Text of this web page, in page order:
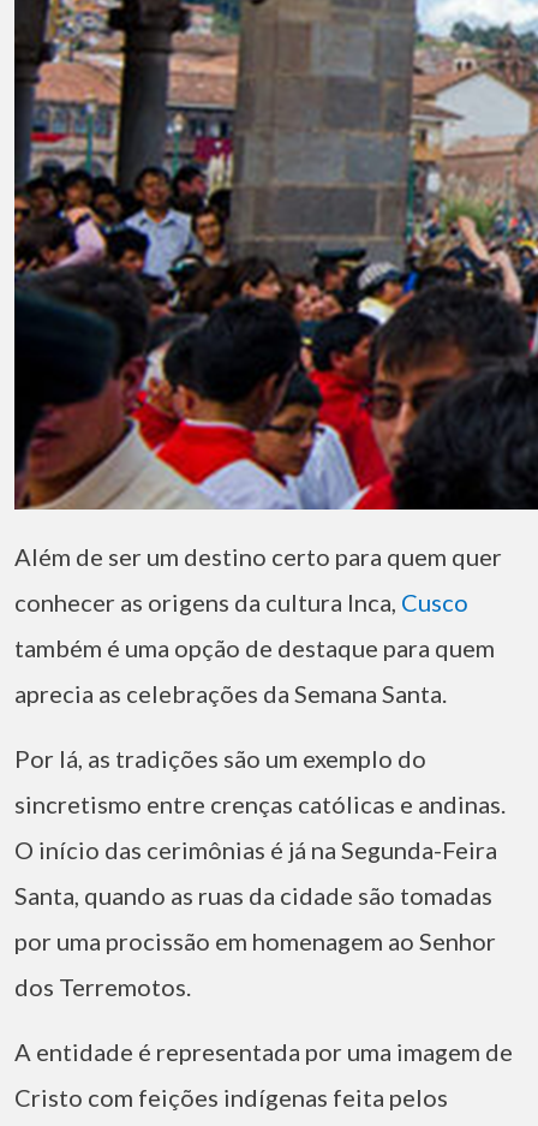
Além de ser um destino certo para quem quer
conhecer as origens da cultura Inca, Cusco
também é uma opção de destaque para quem
aprecia as celebrações da Semana Santa.
Por lá, as tradições são um exemplo do
sincretismo entre crenças católicas e andinas.
O início das cerimônias é já na Segunda-Feira
Santa, quando as ruas da cidade são tomadas
por uma procissão em homenagem ao Senhor
dos Terremotos.
A entidade é representada por uma imagem de
Cristo com feições indígenas feita pelos